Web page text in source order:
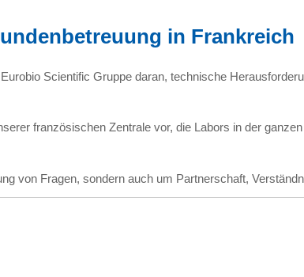
in Frankreich
Scientific Gruppe daran, technische
französischen Zentrale vor, die Labors in der
von Fragen, sondern auch um Partnerschaft,